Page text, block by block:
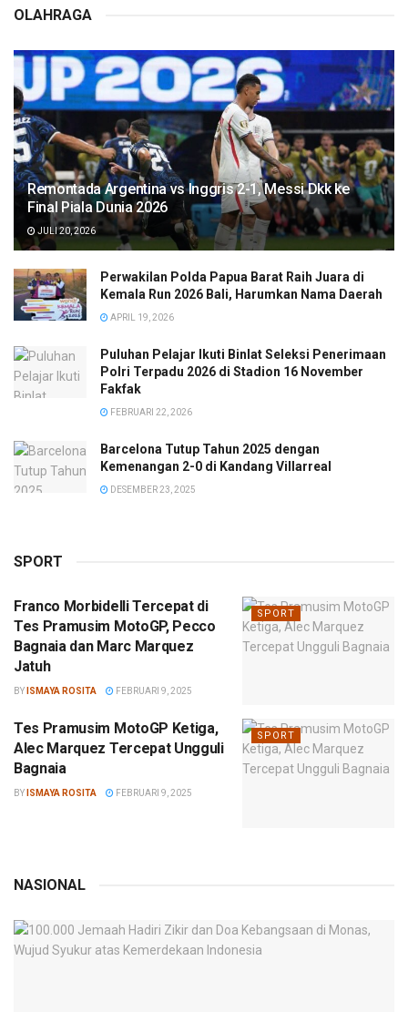
OLAHRAGA
Remontada Argentina vs Inggris 2-1, Messi Dkk ke
Final Piala Dunia 2026
JULI 20, 2026
Perwakilan Polda Papua Barat Raih Juara di
Kemala Run 2026 Bali, Harumkan Nama Daerah
APRIL 19, 2026
Puluhan Pelajar Ikuti Binlat Seleksi Penerimaan
Polri Terpadu 2026 di Stadion 16 November
Fakfak
FEBRUARI 22, 2026
Barcelona Tutup Tahun 2025 dengan
Kemenangan 2-0 di Kandang Villarreal
DESEMBER 23, 2025
SPORT
SPORT
Franco Morbidelli Tercepat di
Tes Pramusim MotoGP, Pecco
Bagnaia dan Marc Marquez
Jatuh
BY ISMAYA ROSITA FEBRUARI 9, 2025
SPORT
Tes Pramusim MotoGP Ketiga,
Alec Marquez Tercepat Ungguli
Bagnaia
BY ISMAYA ROSITA FEBRUARI 9, 2025
NASIONAL